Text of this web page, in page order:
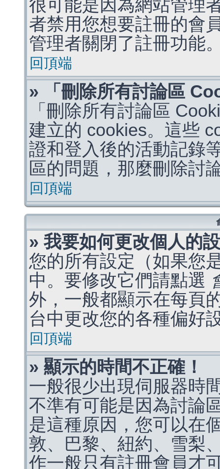
很可能是因為網站管理
者禁用您想要註冊的會
管理者關閉了註冊功能
回頂端
» 「刪除所有討論區
「刪除所有討論區
建立的 cookies。這些
證和登入後的活動記錄
區的問題，那麼刪除討
回頂端
» 我要如何更改個人的
您的所有設定（如果您
中。要修改它們請點選
外，一般都顯示在每頁
台中更改您的各種偏好
回頂端
» 顯示的時間不正確！
一般很少出現伺服器時
不準有可能是因為討論
是這種原因，您可以在
敦、巴黎、紐約、雪梨
作一般只有註冊會員才